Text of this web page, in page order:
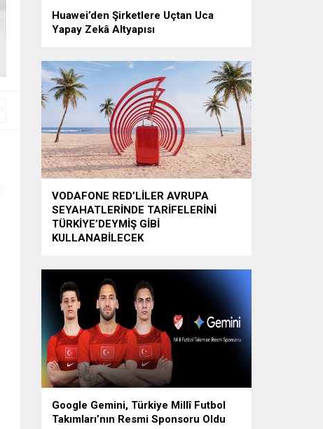
Huawei’den Şirketlere Uçtan Uca
Yapay Zekâ Altyapısı
VODAFONE RED’LİLER AVRUPA
SEYAHATLERİNDE TARİFELERİNİ
TÜRKİYE’DEYMİŞ GİBİ
KULLANABİLECEK
Google Gemini, Türkiye Millî Futbol
Takımları’nın Resmi Sponsoru Oldu